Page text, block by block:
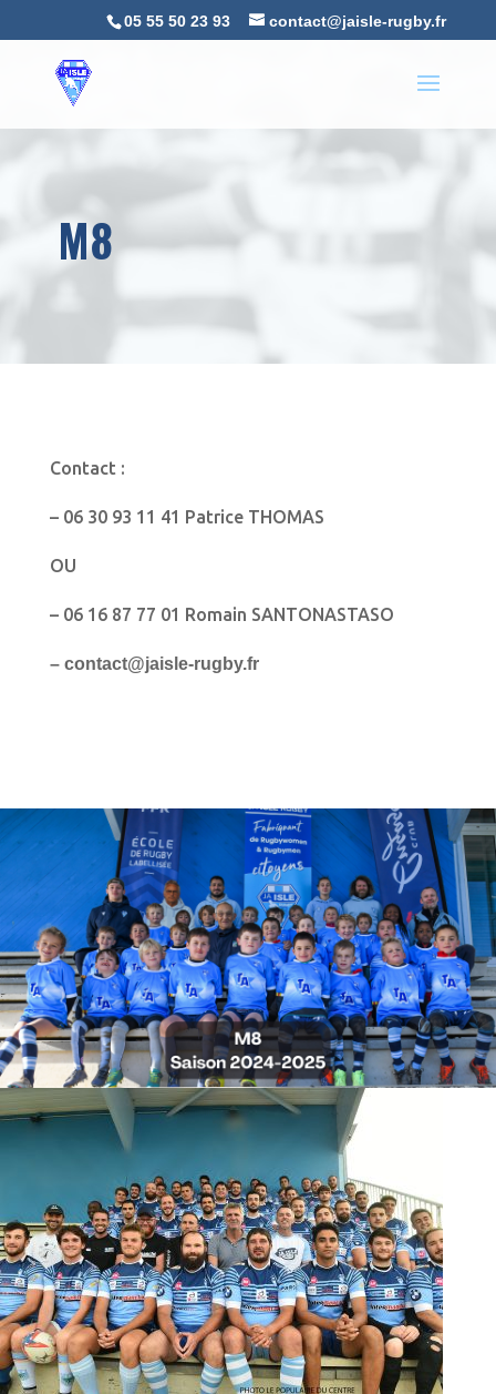
05 55 50 23 93 contact@jaisle-rugby.fr
M8
Contact :
– 06 30 93 11 41 Patrice THOMAS
OU
– 06 16 87 77 01 Romain SANTONASTASO
– contact@jaisle-rugby.fr